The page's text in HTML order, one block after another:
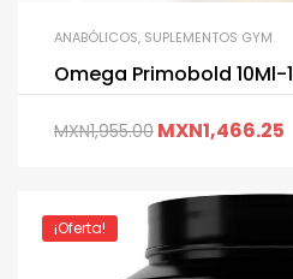
ANABÓLICOS, SUPLEMENTOS GYM
Omega Primobold 10Ml-
MXN1,955.00 MXN1,466.25
¡Oferta!